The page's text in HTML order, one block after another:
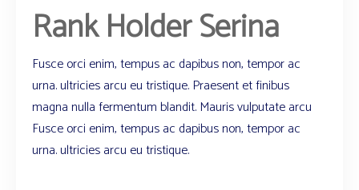
Rank Holder Serina
Fusce orci enim, tempus ac dapibus non, tempor ac
urna. ultricies arcu eu tristique. Praesent et finibus
magna nulla fermentum blandit. Mauris vulputate arcu
Fusce orci enim, tempus ac dapibus non, tempor ac
urna. ultricies arcu eu tristique.